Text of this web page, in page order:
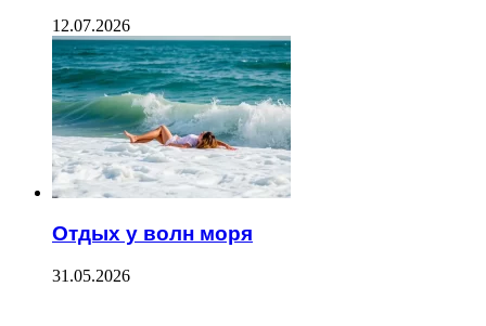
12.07.2026
Отдых у волн моря
31.05.2026